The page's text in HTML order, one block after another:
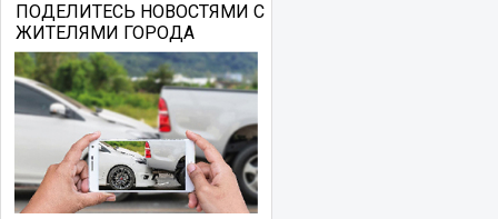
ПОДЕЛИТЕСЬ НОВОСТЯМИ С
ЖИТЕЛЯМИ ГОРОДА